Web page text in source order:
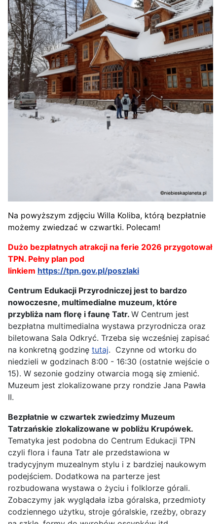
Na powyższym zdjęciu Willa Koliba, którą bezpłatnie
możemy zwiedzać w czwartki. Polecam!
Dużo bezpłatnych atrakcji na ferie 2026 przygotował
TPN. Pełny plan pod
linkiem https://tpn.gov.pl/poszlaki
Centrum Edukacji Przyrodniczej jest to bardzo
nowoczesne, multimedialne muzeum, które
przybliża nam florę i faunę Tatr. W Centrum jest
bezpłatna multimedialna wystawa przyrodnicza oraz
biletowana Sala Odkryć. Trzeba się wcześniej zapisać
na konkretną godzinę tutaj. Czynne od wtorku do
niedzieli w godzinach 8:00 - 16:30 (ostatnie wejście o
15). W sezonie godziny otwarcia mogą się zmienić.
Muzeum jest zlokalizowane przy rondzie Jana Pawła
II.
Bezpłatnie w czwartek zwiedzimy Muzeum
Tatrzańskie zlokalizowane w pobliżu Krupówek.
Tematyka jest podobna do Centrum Edukacji TPN
czyli flora i fauna Tatr ale przedstawiona w
tradycyjnym muzealnym stylu i z bardziej naukowym
podejściem. Dodatkowa na parterze jest
rozbudowana wystawa o życiu i folklorze górali.
Zobaczymy jak wyglądała izba góralska, przedmioty
codziennego użytku, stroje góralskie, rzeźby, obrazy